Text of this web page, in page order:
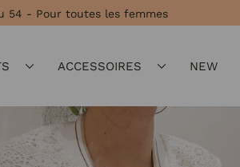
54 - Pour toutes les femmes
ACCESSOIRES NEW